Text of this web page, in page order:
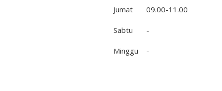
Jumat 09.00-11.00
Sabtu -
Minggu -